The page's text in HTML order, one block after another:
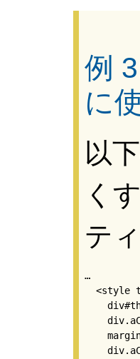
例
に
以
く
テ
…
<style